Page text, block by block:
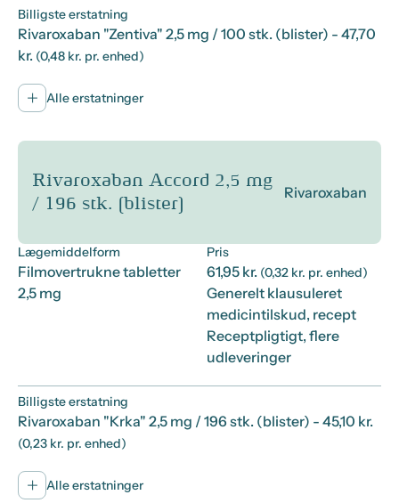
Billigste erstatning
Rivaroxaban "Zentiva" 2,5 mg / 100 stk. (blister) - 47,70
kr. (0,48 kr. pr. enhed)
Alle erstatninger
Rivaroxaban Accord 2,5 mg
/ 196 stk. (blister)
Rivaroxaban
Lægemiddelform
Filmovertrukne tabletter
2,5 mg
Pris
61,95 kr. (0,32 kr. pr. enhed)
Generelt klausuleret
medicintilskud, recept
Receptpligtigt, flere
udleveringer
Billigste erstatning
Rivaroxaban "Krka" 2,5 mg / 196 stk. (blister) - 45,10 kr.
(0,23 kr. pr. enhed)
Alle erstatninger